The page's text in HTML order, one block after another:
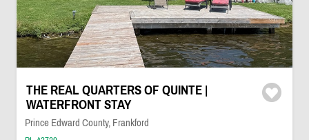
THE REAL QUARTERS OF QUINTE |
WATERFRONT STAY
Prince Edward County, Frankford